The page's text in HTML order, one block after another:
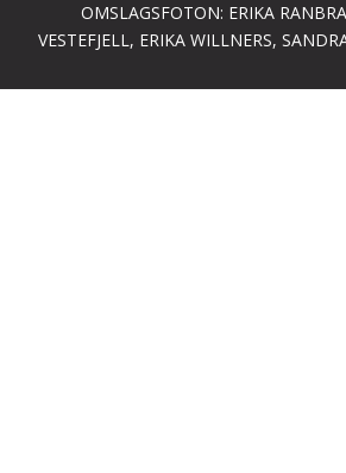
OMSLAGSFOTON: ERIKA
VESTEFJELL, ERIKA WILLNERS,